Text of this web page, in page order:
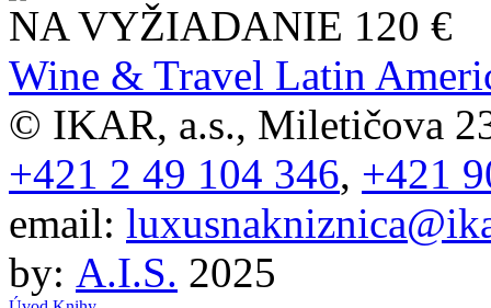
NA VYŽIADANIE 120 €
Wine & Travel Latin
© IKAR, a.s., Miletičova
+421 2 49 104 346, +421
email:
by: A.I.S. 2025